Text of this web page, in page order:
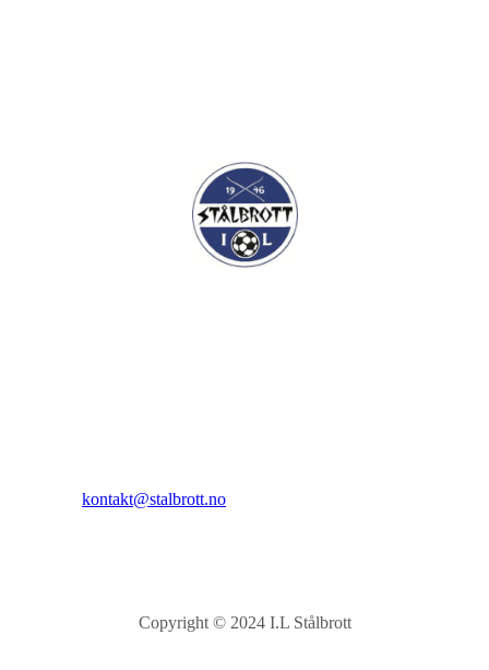
kontakt@stalbrott.no
Copyright © 2024 I.L Stålbrott